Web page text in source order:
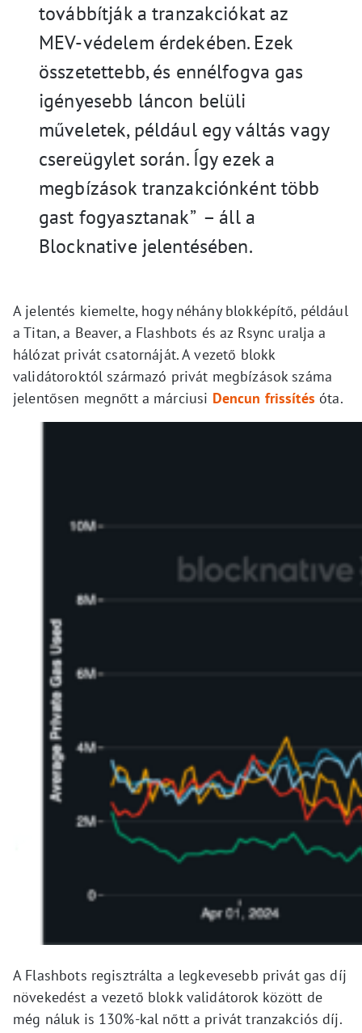
továbbítják a tranzakciókat az
MEV-védelem érdekében. Ezek
összetettebb, és ennélfogva gas
igényesebb láncon belüli
műveletek, például egy váltás vagy
csereügylet során. Így ezek a
megbízások tranzakciónként több
gast fogyasztanak” – áll a
Blocknative jelentésében.
A jelentés kiemelte, hogy néhány blokképítő, például
a Titan, a Beaver, a Flashbots és az Rsync uralja a
hálózat privát csatornáját. A vezető blokk
validátoroktól származó privát megbízások száma
jelentősen megnőtt a márciusi Dencun frissítés óta.
A Flashbots regisztrálta a legkevesebb privát gas díj
növekedést a vezető blokk validátorok között de
még náluk is 130%-kal nőtt a privát tranzakciós díj.